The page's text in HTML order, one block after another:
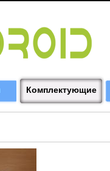
Комплектующие